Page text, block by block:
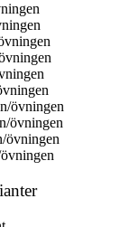
övningen
övningen
övningen